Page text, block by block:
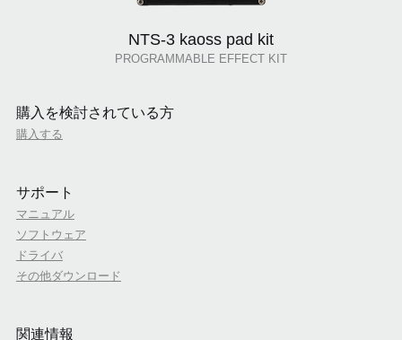
NTS-3 kaoss pad kit
PROGRAMMABLE EFFECT KIT
購入を検討されている方
購入する
サポート
マニュアル
ソフトウェア
ドライバ
その他ダウンロード
関連情報